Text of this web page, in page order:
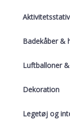
Badekåber &
Luftballoner
Dekoration
Legetøj og